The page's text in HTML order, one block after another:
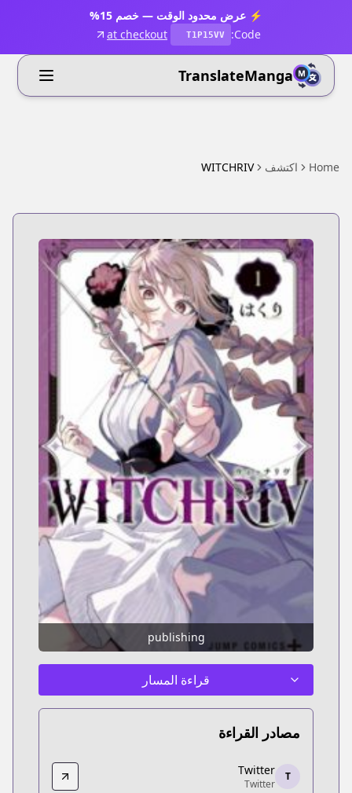
⚡ عرض محدود الوقت — خصم 15%
Code:
T1P15VV
at checkout
TranslateManga
Home اكتشف WITCHRIV
publishing
قراءة المسار
مصادر القراءة
Twitter
Twitter
T
Twitter
Twitter